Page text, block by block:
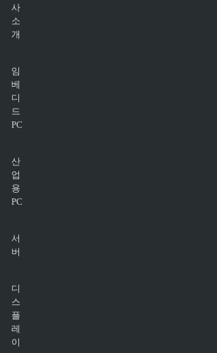
사
소
개
임
베
디
드
PC
산
업
용
PC
서
버
디
스
플
레
이